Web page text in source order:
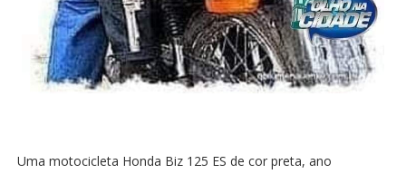
Uma motocicleta Honda Biz 125 ES de cor preta, ano